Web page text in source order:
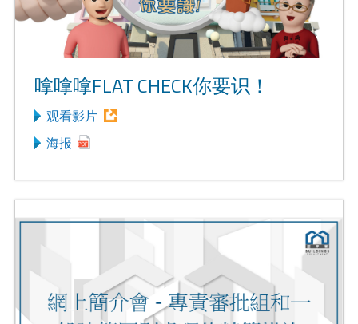
嗱嗱嗱FLAT CHECK你要识！
观看影片
海报